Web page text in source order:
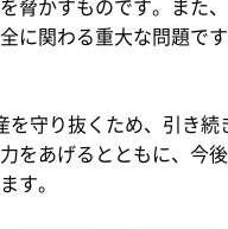
に関わる重大な問題で
を守り抜くため、引き
をあげるとともに、今
す。